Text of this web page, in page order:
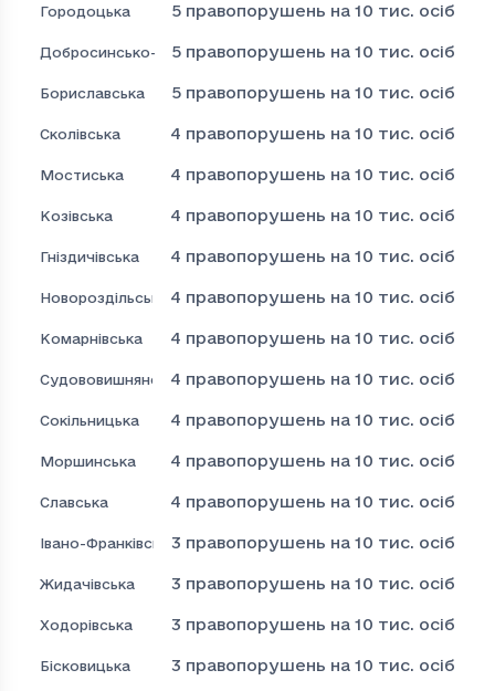
Городоцька 5 правопорушень на 10 тис. осіб
Добросинсько-Магерівська
5 правопорушень на 10 тис. осіб
Бориславська 5 правопорушень на 10 тис. осіб
Сколівська 4 правопорушень на 10 тис. осіб
Мостиська 4 правопорушень на 10 тис. осіб
Козівська 4 правопорушень на 10 тис. осіб
Гніздичівська 4 правопорушень на 10 тис. осіб
Новороздільська 4 правопорушень на 10 тис. осіб
Комарнівська 4 правопорушень на 10 тис. осіб
Судововишнянська
4 правопорушень на 10 тис. осіб
Сокільницька 4 правопорушень на 10 тис. осіб
Моршинська 4 правопорушень на 10 тис. осіб
Славська 4 правопорушень на 10 тис. осіб
Івано-Франківська3 правопорушень на 10 тис. осіб
Жидачівська 3 правопорушень на 10 тис. осіб
Ходорівська 3 правопорушень на 10 тис. осіб
Бісковицька 3 правопорушень на 10 тис. осіб